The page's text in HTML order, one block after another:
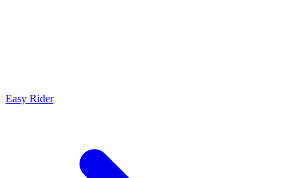
Easy Rider